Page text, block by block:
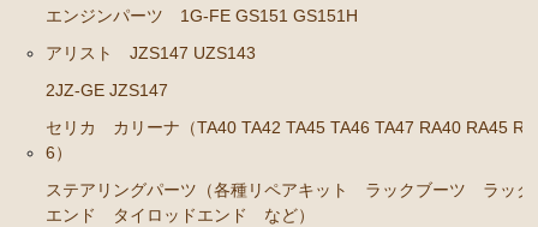
クラウン/クラウンマジェスタ JZS15# UZS151 155 157
エンジンパーツ 2JZ-GE JZS155
エンジンパーツ 1JZ-GE JZS151 JZS153
エンジンパーツ 1G-FE GS151 GS151H
アリスト JZS147 UZS143
エンジンパーツ 1G-FE GS151 GS151H
アリスト JZS147 UZS143
2JZ-GE JZS147
セリカ カリーナ（TA40 TA42 TA45 TA46 TA47 RA40 RA45
6）
ステアリングパーツ（各種リペアキット ラックブーツ ラック
エンド タイロッドエンド など）